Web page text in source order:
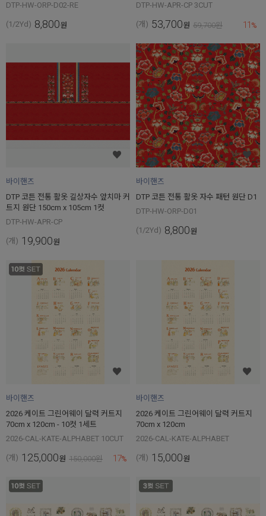
DTP-HW-ORP-D02-RE
(1/2Yd) 8,800원
DTP-HW-APR-CP 3CUT
(개) 53,700원 59,700원 11 %
바이핸즈
DTP 코튼 전통 활옷 길상자수 앞치마 커
트지 원단 150cm x 105cm 1컷
DTP-HW-APR-CP
(개) 19,900원
바이핸즈
DTP 코튼 전통 활옷 자수 패턴 원단 D1
DTP-HW-ORP-D01
(1/2Yd) 8,800원
바이핸즈
2026 케이트 그린어웨이 달력 커트지
70cm x 120cm - 10컷 1세트
2026-CAL-KATE-ALPHABET 10CUT
(개) 125,000원 150,000원 17%
바이핸즈
2026 케이트 그린어웨이 달력 커트지
70cm x 120cm
2026-CAL-KATE-ALPHABET
(개) 15,000원